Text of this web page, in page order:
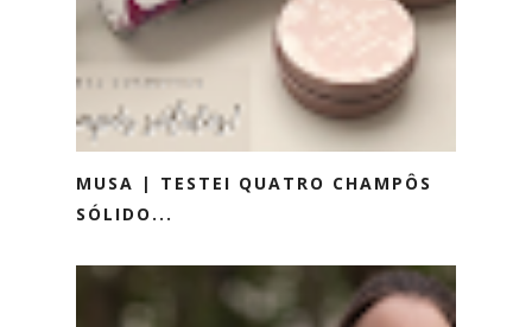
MUSA | TESTEI QUATRO CHAMPÔS
SÓLIDO...